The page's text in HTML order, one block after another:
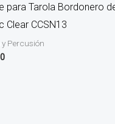
para Tarola Bordonero
Clear CCSN13
Percusión